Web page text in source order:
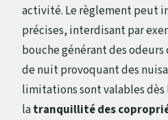
activité. Le règlement peut
précises, interdisant par
bouche générant des
de nuit provoquant des
limitations sont valables
latranquillité des